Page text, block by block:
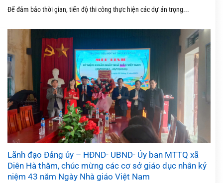
Để đảm bảo thời gian, tiến độ thi công thực hiện các dự án trọng...
Lãnh đạo Đảng ủy – HĐND- UBND- Ủy ban MTTQ xã
Diên Hà thăm, chúc mừng các cơ sở giáo dục nhân kỷ
niệm 43 năm Ngày Nhà giáo Việt Nam